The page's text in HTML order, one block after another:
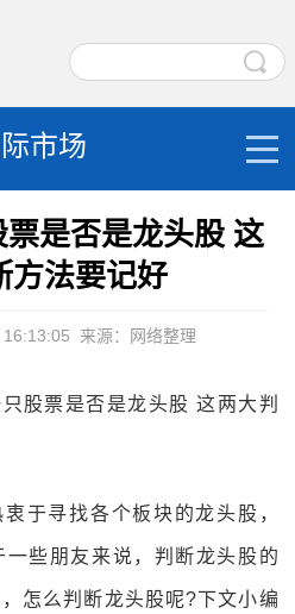
市场
是否是龙头股 这
方法要记好
来源：网络整理
股票是否是龙头股 这两大判
于寻找各个板块的龙头股，
些朋友来说，判断龙头股的
怎么判断龙头股呢?下文小编